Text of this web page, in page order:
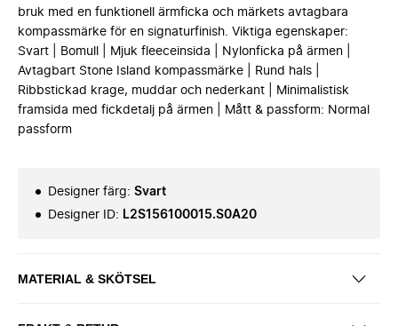
bruk med en funktionell ärmficka och märkets avtagbara
kompassmärke för en signaturfinish. Viktiga egenskaper:
Svart | Bomull | Mjuk fleeceinsida | Nylonficka på ärmen |
Avtagbart Stone Island kompassmärke | Rund hals |
Ribbstickad krage, muddar och nederkant | Minimalistisk
framsida med fickdetalj på ärmen | Mått & passform: Normal
passform
Designer färg: Svart
Designer ID: L2S156100015.S0A20
MATERIAL & SKÖTSEL